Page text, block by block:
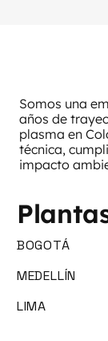
Somos una
años de
plasma en
técnica,
impacto
BOGOTÁ
MEDELLÍN
LIMA